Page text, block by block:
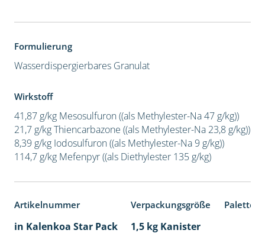
Formulierung
Wasserdispergierbares Granulat
Wirkstoff
41,87 g/kg Mesosulfuron ((als Methylester-Na 47 g/kg))
21,7 g/kg Thiencarbazone ((als Methylester-Na 23,8 g/kg))
8,39 g/kg Iodosulfuron ((als Methylester-Na 9 g/kg))
114,7 g/kg Mefenpyr ((als Diethylester 135 g/kg)
Artikelnummer Verpackungsgröße
in Kalenkoa Star Pack 1,5 kg Kanister